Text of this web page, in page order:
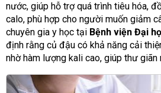
nước, giúp hỗ trợ quá trình tiêu hóa,
calo, phù hợp cho người muốn giảm
chuyên gia y học tại Bệnh viện Đại
định rằng củ đậu có khả năng cải
nhờ hàm lượng kali cao, giúp thư